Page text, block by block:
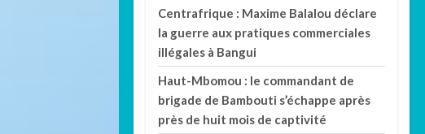
Centrafrique : Maxime Balalou déclare
la guerre aux pratiques commerciales
illégales à Bangui
Haut-Mbomou : le commandant de
brigade de Bambouti s’échappe après
près de huit mois de captivité